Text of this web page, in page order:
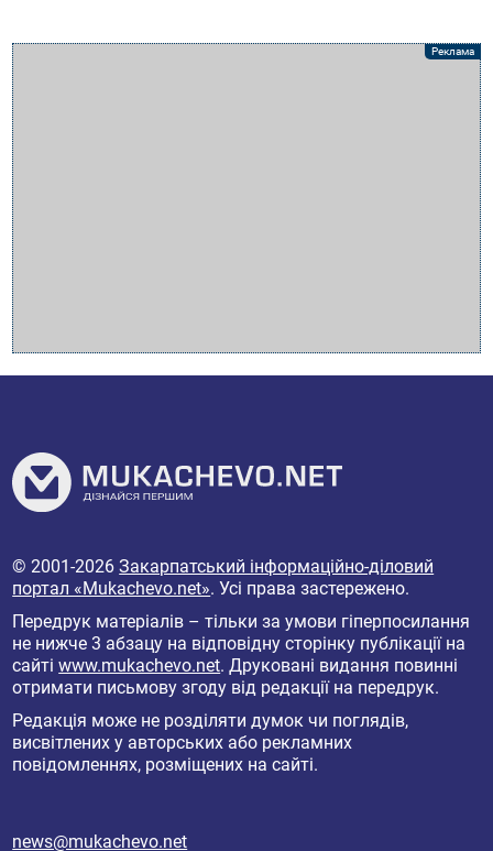
© 2001-2026Закарпатський інформаційно-діловий
портал «Mukachevo.net». Усі права застережено.
Передрук матеріалів – тільки за умови гіперпосилання
не нижче 3 абзацу на відповідну сторінку публікації на
сайтіwww.mukachevo.net. Друковані видання повинні
отримати письмову згоду від редакції на передрук.
Редакція може не розділяти думок чи поглядів,
висвітлених у авторських або рекламних
повідомленнях, розміщених на сайті.
news@mukachevo.net